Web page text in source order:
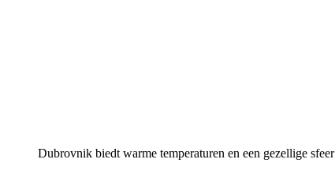
Dubrovnik biedt warme temperaturen en een gezellige sfeer